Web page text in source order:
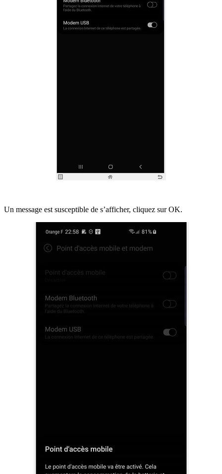
Un message est susceptible de s’afficher, cliquez sur OK.